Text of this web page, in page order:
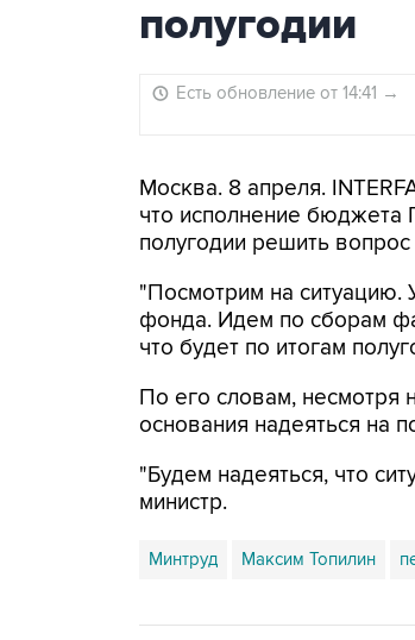
полугодии
Есть обновление от 14:41 →
Москва. 8 апреля.
что исполнение
полугодии решить
"Посмотрим на ситуацию.
фонда. Идем по сборам
что будет по итогам
По его словам, несмотря
основания надеяться на
"Будем надеяться, что
министр.
Минтруд Максим Топилин